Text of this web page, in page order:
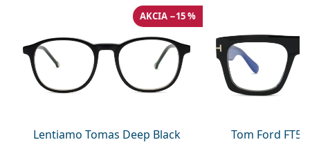
Lentiamo Tomas Deep Black
AKCIA −15 %
Tom Ford